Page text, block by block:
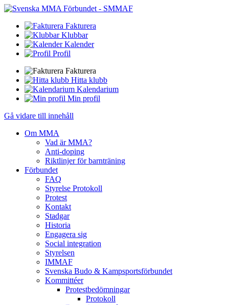
Fakturera
Klubbar
Kalender
Profil
Fakturera
Hitta klubb
Kalendarium
Min profil
Gå vidare till innehåll
Om MMA
Vad är MMA?
Anti-doping
Riktlinjer för barnträning
Förbundet
FAQ
Styrelse Protokoll
Protest
Kontakt
Stadgar
Historia
Engagera sig
Social integration
Styrelsen
IMMAF
Svenska Budo & Kampsportsförbundet
Kommittéer
Protestbedömningar
Protokoll